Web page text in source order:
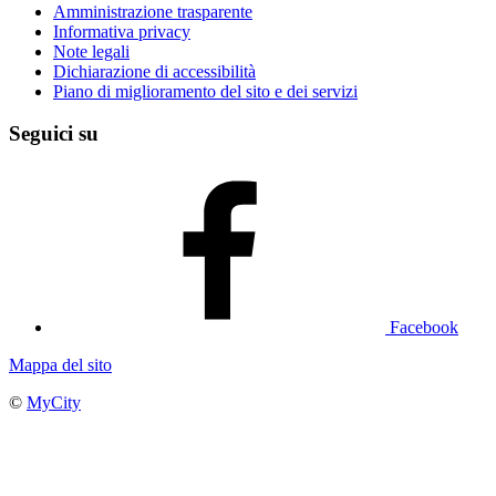
Amministrazione trasparente
Informativa privacy
Note legali
Dichiarazione di accessibilità
Piano di miglioramento del sito e dei servizi
Seguici su
Facebook
Mappa del sito
© MyCity